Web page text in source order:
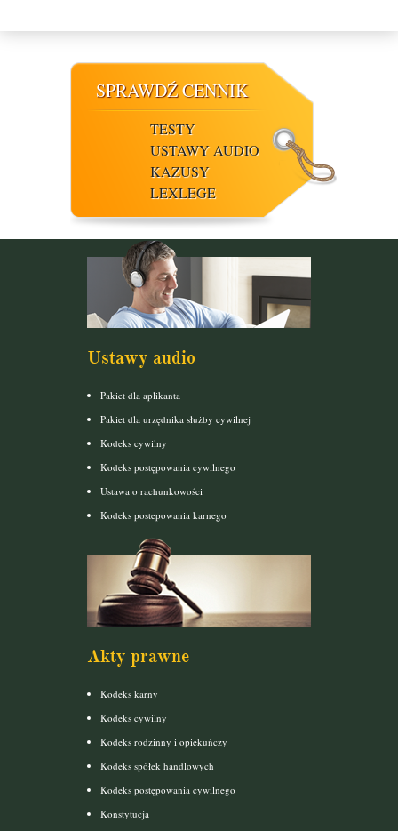
SPRAWDŹ CENNIK
TESTY
USTAWY AUDIO
KAZUSY
LEXLEGE
Ustawy audio
Pakiet dla aplikanta
Pakiet dla urzędnika służby cywilnej
Kodeks cywilny
Kodeks postępowania cywilnego
Ustawa o rachunkowości
Kodeks postepowania karnego
Akty prawne
Kodeks karny
Kodeks cywilny
Kodeks rodzinny i opiekuńczy
Kodeks spółek handlowych
Kodeks postępowania cywilnego
Konstytucja